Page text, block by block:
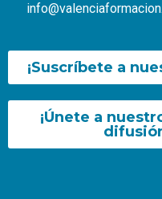
¡Suscríbete a
¡Únete a